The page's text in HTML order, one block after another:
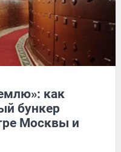
как
бункер
Москвы и